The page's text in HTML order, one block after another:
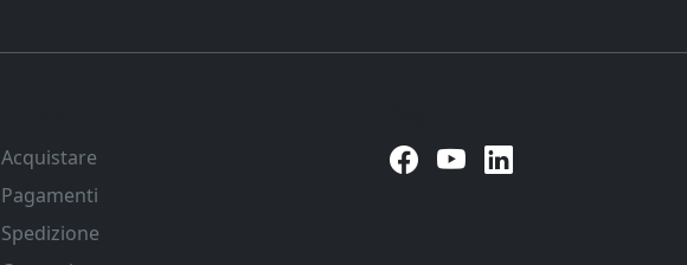
Acquistare
Pagamenti
Spedizione